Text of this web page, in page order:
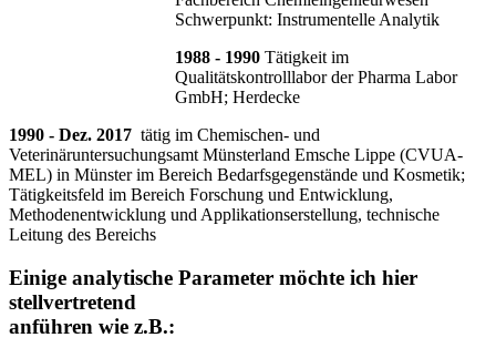
Schwerpunkt: Instrumentelle Analytik
1988 - 1990 Tätigkeit im
Qualitätskontrolllabor der Pharma Labor
GmbH; Herdecke
1990 - Dez. 2017 tätig im Chemischen- und
Veterinäruntersuchungsamt Münsterland Emsche Lippe (CVUA-
MEL) in Münster im Bereich Bedarfsgegenstände und Kosmetik;
Tätigkeitsfeld im Bereich Forschung und Entwicklung,
Methodenentwicklung und Applikationserstellung, technische
Leitung des Bereichs
Einige analytische Parameter möchte ich hier
stellvertretend
anführen wie z.B.: